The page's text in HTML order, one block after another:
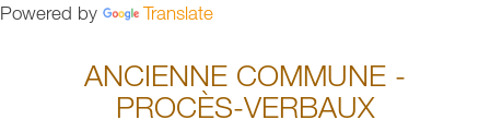
Powered by Translate
ANCIENNE COMMUNE -
PROCÈS-VERBAUX